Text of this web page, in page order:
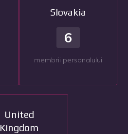
Slovakia
6
membrii personalului
United
Kingdom